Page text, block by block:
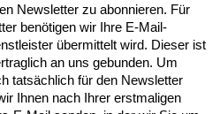
Newsletter zu abonnieren. Für
benötigen wir Ihre E-Mail-
übermittelt wird. Dieser ist
an uns gebunden. Um
tatsächlich für den Newsletter
Ihnen nach Ihrer erstmaligen